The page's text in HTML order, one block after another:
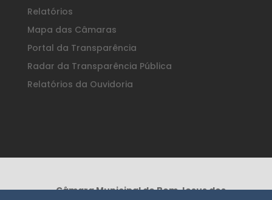
Relatórios
Mapa das Câmaras
Portal da Transparência
Radar da Transparência Pública
Relatórios da Ouvidoria
Câmara Municipal de Bom Jesus dos